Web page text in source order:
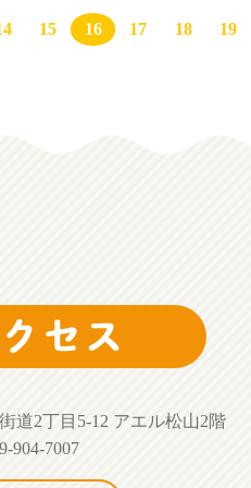
15 16 17 18 19
道2丁目5-12 アエル松山2階
904-7007